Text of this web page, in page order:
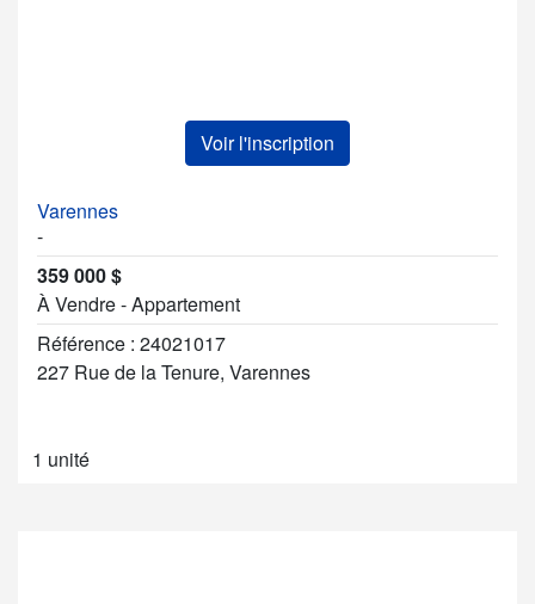
Voir l'inscription
Varennes
-
359 000 $
À Vendre - Appartement
Référence : 24021017
227 Rue de la Tenure, Varennes
1 unité